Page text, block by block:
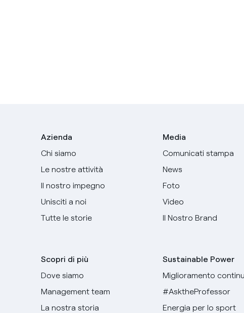
Azienda
Chi siamo
Le nostre attività
Il nostro impegno
Unisciti a noi
Tutte le storie
Scopri di più
Dove siamo
Management team
La nostra storia
Media
Comunicati stampa
News
Foto
Video
Il Nostro Brand
Sustainable Power
Miglioramento
#AsktheProfessor
Energia per lo sport